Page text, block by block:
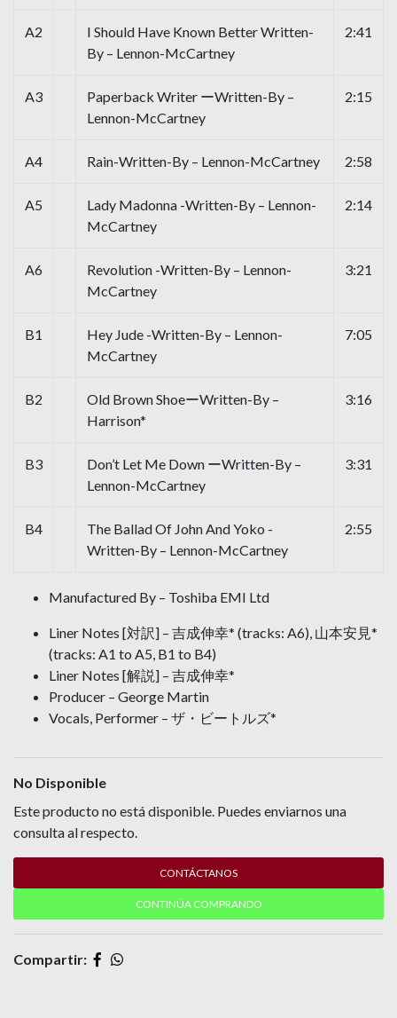
A2
I Should Have Known Better Written-
By – Lennon-McCartney
2:41
A3
Paperback Writer ーWritten-By –
Lennon-McCartney
2:15
A4 Rain-Written-By – Lennon-McCartney 2:58
A5
Lady Madonna -Written-By – Lennon-
McCartney
2:14
A6
Revolution -Written-By – Lennon-
McCartney
3:21
B1
Hey Jude -Written-By – Lennon-
McCartney
7:05
B2
Old Brown ShoeーWritten-By –
Harrison*
3:16
B3
Don’t Let Me Down ーWritten-By –
Lennon-McCartney
3:31
B4
The Ballad Of John And Yoko -
Written-By – Lennon-McCartney
2:55
Manufactured By – Toshiba EMI Ltd
Liner Notes [対訳] – 吉成伸幸* (tracks: A6), 山本安見*
(tracks: A1 to A5, B1 to B4)
Liner Notes [解説] – 吉成伸幸*
Producer – George Martin
Vocals, Performer – ザ・ビートルズ*
No Disponible
Este producto no está disponible. Puedes enviarnos una
consulta al respecto.
CONTÁCTANOS
CONTINÚA COMPRANDO
Compartir: